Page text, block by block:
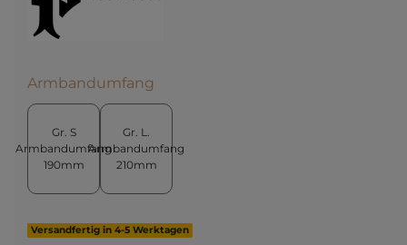
Armbandumfang
Gr. S
Armbandumfang
190mm
Gr. L.
Armbandumfang
210mm
Versandfertig in 4-5 Werktagen